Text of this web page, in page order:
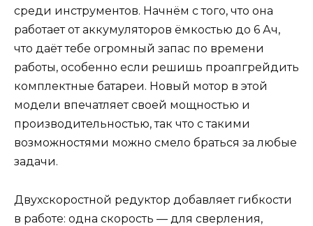
среди инструментов. Начнём с того, что она
работает от аккумуляторов ёмкостью до 6 Ач,
что даёт тебе огромный запас по времени
работы, особенно если решишь проапгрейдить
комплектные батареи. Новый мотор в этой
модели впечатляет своей мощностью и
производительностью, так что с такими
возможностями можно смело браться за любые
задачи.
Двухскоростной редуктор добавляет гибкости
в работе: одна скорость — для сверления,